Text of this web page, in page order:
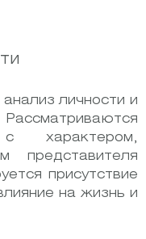
личности и
характером,
представителя
присутствие
на жизнь и